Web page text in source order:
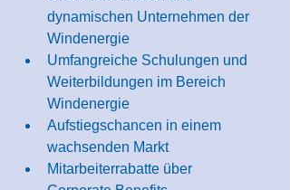
dynamischen Unternehmen der
Windenergie
Umfangreiche Schulungen und
Weiterbildungen im Bereich
Windenergie
Aufstiegschancen in einem
wachsenden Markt
Mitarbeiterrabatte über